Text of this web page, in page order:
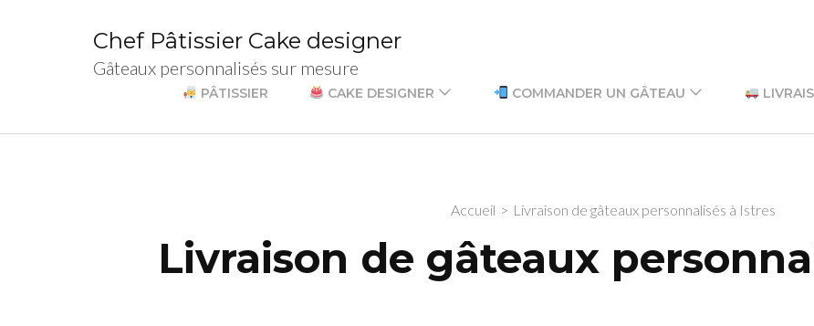
Chef Pâtissier Cake designer
Gâteaux personnalisés sur mesure
PÂTISSIER CAKE DESIGNER COMMANDER UN GÂTEAU
Accueil > Livraison de gâteaux personnalisés à Istres
Livraison de gâteaux